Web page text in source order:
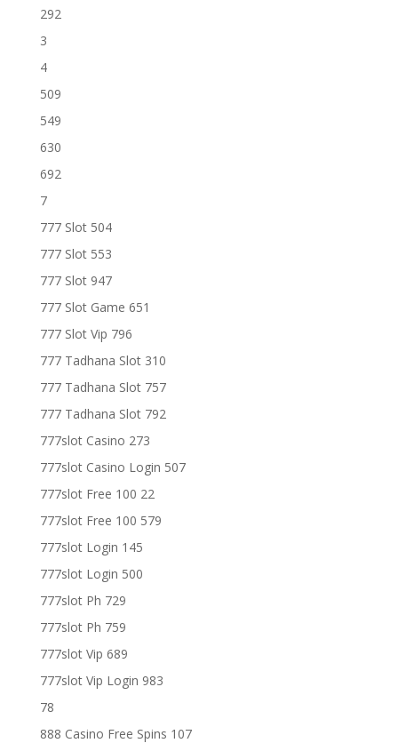
292
3
4
509
549
630
692
7
777 Slot 504
777 Slot 553
777 Slot 947
777 Slot Game 651
777 Slot Vip 796
777 Tadhana Slot 310
777 Tadhana Slot 757
777 Tadhana Slot 792
777slot Casino 273
777slot Casino Login 507
777slot Free 100 22
777slot Free 100 579
777slot Login 145
777slot Login 500
777slot Ph 729
777slot Ph 759
777slot Vip 689
777slot Vip Login 983
78
888 Casino Free Spins 107